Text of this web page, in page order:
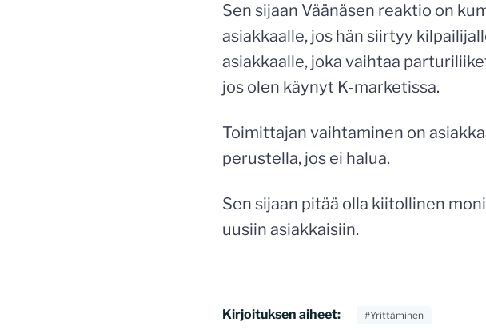
Sen sijaan Väänäsen reaktio on
asiakkaalle, jos hän siirtyy
asiakkaalle, joka vaihtaa
jos olen käynyt K-marketissa.
Toimittajan vaihtaminen on
perustella, jos ei halua.
Sen sijaan pitää olla kiitollinen
uusiin asiakkaisiin.
Kirjoituksen aiheet: #Yrittäminen